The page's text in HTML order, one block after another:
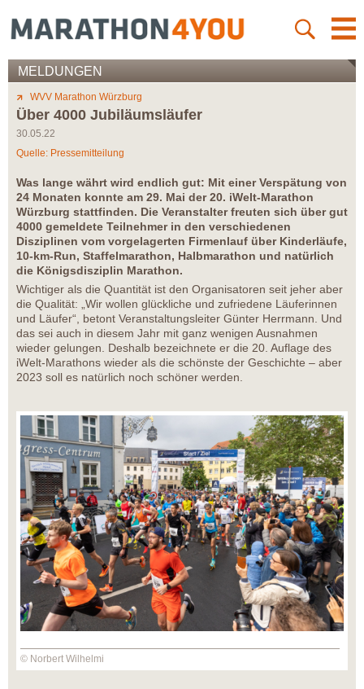
MELDUNGEN
WVV Marathon Würzburg
Über 4000 Jubiläumsläufer
30.05.22
Quelle: Pressemitteilung
Was lange währt wird endlich gut: Mit einer Verspätung von
24 Monaten konnte am 29. Mai der 20. iWelt-Marathon
Würzburg stattfinden. Die Veranstalter freuten sich über gut
4000 gemeldete Teilnehmer in den verschiedenen
Disziplinen vom vorgelagerten Firmenlauf über Kinderläufe,
10-km-Run, Staffelmarathon, Halbmarathon und natürlich
die Königsdisziplin Marathon.
Wichtiger als die Quantität ist den Organisatoren seit jeher aber
die Qualität: „Wir wollen glückliche und zufriedene Läuferinnen
und Läufer“, betont Veranstaltungsleiter Günter Herrmann. Und
das sei auch in diesem Jahr mit ganz wenigen Ausnahmen
wieder gelungen. Deshalb bezeichnete er die 20. Auflage des
iWelt-Marathons wieder als die schönste der Geschichte – aber
2023 soll es natürlich noch schöner werden.
© Norbert Wilhelmi